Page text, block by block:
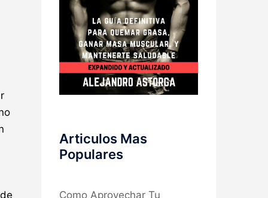
Articulos Mas
Populares
Como Aprovechar Tu